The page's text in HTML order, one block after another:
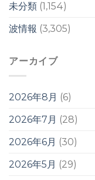
未分類 (1,154)
波情報 (3,305)
アーカイブ
2026年8月 (6)
2026年7月 (28)
2026年6月 (30)
2026年5月 (29)